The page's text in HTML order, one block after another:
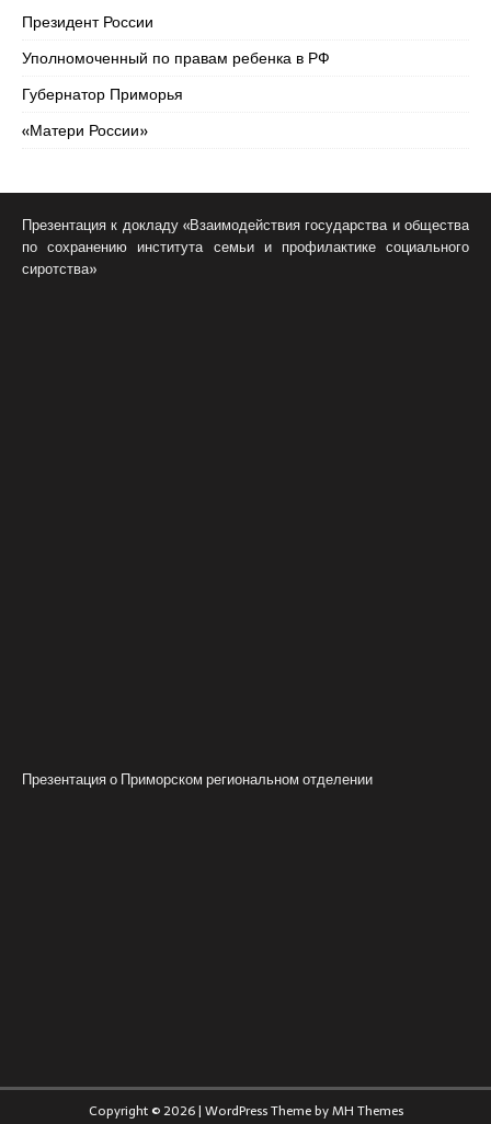
Президент России
Уполномоченный по правам ребенка в РФ
Губернатор Приморья
«Матери России»
Презентация к докладу «Взаимодействия государства и общества
по сохранению института семьи и профилактике социального
сиротства»
Презентация о Приморском региональном отделении
Copyright © 2026 | WordPress Theme byMH Themes